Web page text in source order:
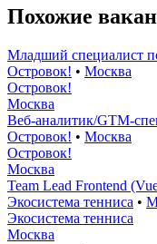
Похожие
Младший специалист
Островок! • Москва
Островок!
Москва
Веб-аналитик/GTM-
Островок! • Москва
Островок!
Москва
Team Lead Frontend
Экосистема тенниса •
Экосистема тенниса
Москва